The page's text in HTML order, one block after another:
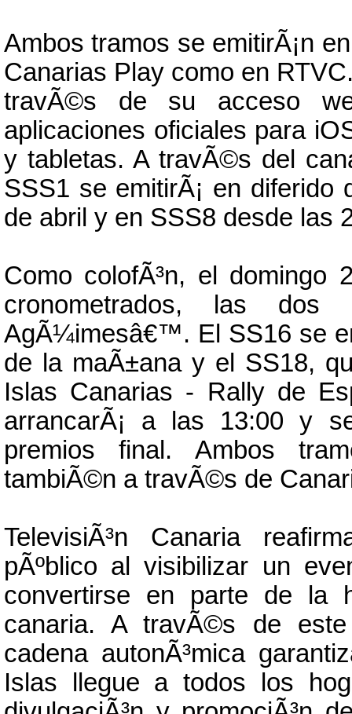
Ambos tramos se emitirÃ¡n
Canarias Play como en
travÃ©s de su acceso
aplicaciones oficiales para
y tabletas. A travÃ©s del
SSS1 se emitirÃ¡ en
de abril y en SSS8 desde las
Como colofÃ³n, el domingo
cronometrados, las dos
AgÃ¼imesâ€™. El SS16 se
de la maÃ±ana y el SS18,
Islas Canarias - Rally de
arrancarÃ¡ a las 13:00 y
premios final. Ambos
tambiÃ©n a travÃ©s de
TelevisiÃ³n Canaria
pÃºblico al visibilizar un
convertirse en parte de la
canaria. A travÃ©s de
cadena autonÃ³mica
Islas llegue a todos los